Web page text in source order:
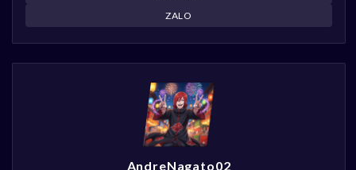
ZALO
AndreNagato02